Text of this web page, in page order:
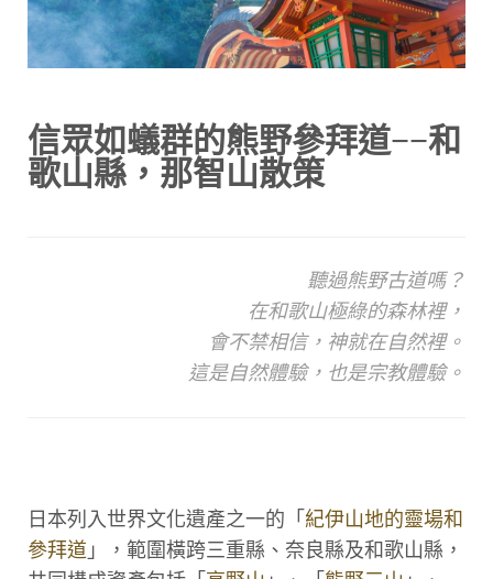
信眾如蟻群的熊野參拜道−−和
歌山縣，那智山散策
聽過熊野古道嗎？
在和歌山極綠的森林裡，
會不禁相信，神就在自然裡。
這是自然體驗，也是宗教體驗。
日本列入世界文化遺產之一的「 紀伊山地的靈場和
參拜道 」，範圍橫跨三重縣、奈良縣及和歌山縣，